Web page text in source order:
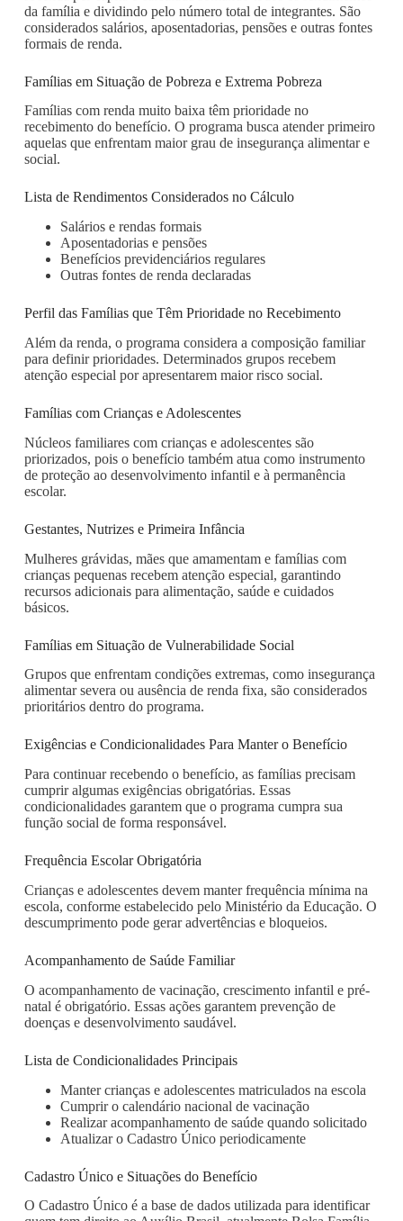
da família e dividindo pelo número total de integrantes. São
considerados salários, aposentadorias, pensões e outras fontes
formais de renda.
Famílias em Situação de Pobreza e Extrema Pobreza
Famílias com renda muito baixa têm prioridade no
recebimento do benefício. O programa busca atender primeiro
aquelas que enfrentam maior grau de insegurança alimentar e
social.
Lista de Rendimentos Considerados no Cálculo
Salários e rendas formais
Aposentadorias e pensões
Benefícios previdenciários regulares
Outras fontes de renda declaradas
Perfil das Famílias que Têm Prioridade no Recebimento
Além da renda, o programa considera a composição familiar
para definir prioridades. Determinados grupos recebem
atenção especial por apresentarem maior risco social.
Famílias com Crianças e Adolescentes
Núcleos familiares com crianças e adolescentes são
priorizados, pois o benefício também atua como instrumento
de proteção ao desenvolvimento infantil e à permanência
escolar.
Gestantes, Nutrizes e Primeira Infância
Mulheres grávidas, mães que amamentam e famílias com
crianças pequenas recebem atenção especial, garantindo
recursos adicionais para alimentação, saúde e cuidados
básicos.
Famílias em Situação de Vulnerabilidade Social
Grupos que enfrentam condições extremas, como insegurança
alimentar severa ou ausência de renda fixa, são considerados
prioritários dentro do programa.
Exigências e Condicionalidades Para Manter o Benefício
Para continuar recebendo o benefício, as famílias precisam
cumprir algumas exigências obrigatórias. Essas
condicionalidades garantem que o programa cumpra sua
função social de forma responsável.
Frequência Escolar Obrigatória
Crianças e adolescentes devem manter frequência mínima na
escola, conforme estabelecido pelo Ministério da Educação. O
descumprimento pode gerar advertências e bloqueios.
Acompanhamento de Saúde Familiar
O acompanhamento de vacinação, crescimento infantil e pré-
natal é obrigatório. Essas ações garantem prevenção de
doenças e desenvolvimento saudável.
Lista de Condicionalidades Principais
Manter crianças e adolescentes matriculados na escola
Cumprir o calendário nacional de vacinação
Realizar acompanhamento de saúde quando solicitado
Atualizar o Cadastro Único periodicamente
Cadastro Único e Situações do Benefício
O Cadastro Único é a base de dados utilizada para identificar